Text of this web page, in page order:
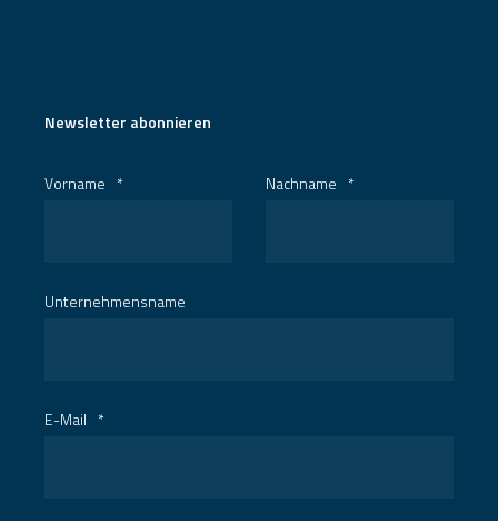
Newsletter abonnieren
Vorname * Nachname *
Unternehmensname
E-Mail *